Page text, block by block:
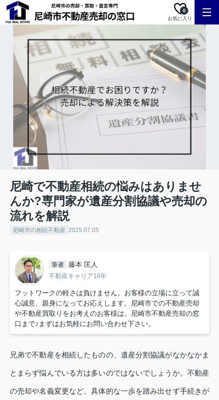
お気に入り
0
尼崎で不動産相続の悩みはありませ
んか?専門家が遺産分割協議や売却の
流れを解説
尼崎市の相続不動産 2025.07.05
筆者 藤本 匡人
不動産キャリア16年
フットワークの軽さは負けません。お客様の立場に立って誠
心誠意、親身になってお応えします。尼崎市での不動産売却
や不動産買取りをお考えのお客様は、尼崎市不動産売却の窓
口まで♪まずはお気軽にお問い合わせ下さい。
兄弟で不動産を相続したものの、遺産分割協議がなかなかま
とまらず悩んでいる方は多いのではないでしょうか。不動産
の売却や名義変更など、具体的な一歩を踏み出せず手続きが